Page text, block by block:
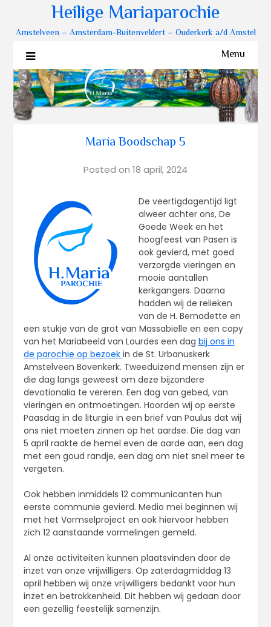
Heilige Mariaparochie
Amstelveen – Amsterdam-Buitenveldert – Ouderkerk a/d Amstel
Menu
Maria Boodschap 5
Posted on 18 april, 2024
De veertigdagentijd ligt
alweer achter ons, De
Goede Week en het
hoogfeest van Pasen is
ook gevierd, met goed
verzorgde vieringen en
mooie aantallen
kerkgangers. Daarna
hadden wij de relieken
van de H. Bernadette en
een stukje van de grot van Massabielle en een copy
van het Mariabeeld van Lourdes een dag bij ons in
de parochie op bezoek in de St. Urbanuskerk
Amstelveen Bovenkerk. Tweeduizend mensen zijn er
die dag langs geweest om deze bijzondere
devotionalia te vereren. Een dag van gebed, van
vieringen en ontmoetingen. Hoorden wij op eerste
Paasdag in de liturgie in een brief van Paulus dat wij
ons niet moeten zinnen op het aardse. Die dag van
5 april raakte de hemel even de aarde aan, een dag
met een goud randje, een dag om niet snel meer te
vergeten.
Ook hebben inmiddels 12 communicanten hun
eerste communie gevierd. Medio mei beginnen wij
met het Vormselproject en ook hiervoor hebben
zich 12 aanstaande vormelingen gemeld.
Al onze activiteiten kunnen plaatsvinden door de
inzet van onze vrijwilligers. Op zaterdagmiddag 13
april hebben wij onze vrijwilligers bedankt voor hun
inzet en betrokkenheid. Dit hebben wij gedaan door
een gezellig feestelijk samenzijn.